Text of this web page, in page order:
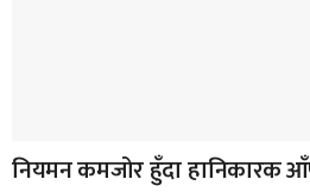
नियमन कमजोर हुँदा हानिकारक